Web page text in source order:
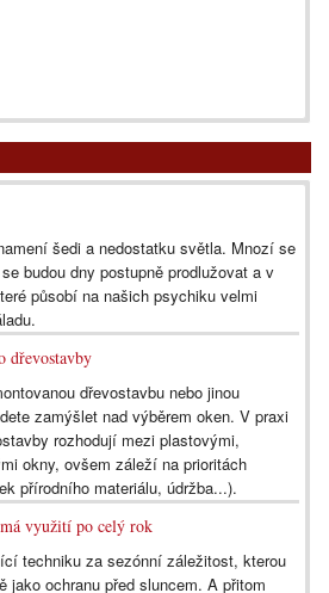
šedi a nedostatku světla. Mnozí se
budou dny postupně prodlužovat a v
působí na našich psychiku velmi
dřevostavby
dřevostavbu nebo jinou
zamýšlet nad výběrem oken. V praxi
rozhodují mezi plastovými,
okny, ovšem záleží na prioritách
přírodního materiálu, údržba...).
využití po celý rok
techniku za sezónní záležitost, kterou
jako ochranu před sluncem. A přitom